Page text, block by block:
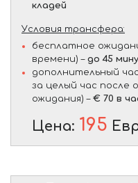
кладей
Условия трансфера:
бесплатное
времени) – до 45
дополнительный
за целый час после
ожидания) – € 70 в
Цена: 195